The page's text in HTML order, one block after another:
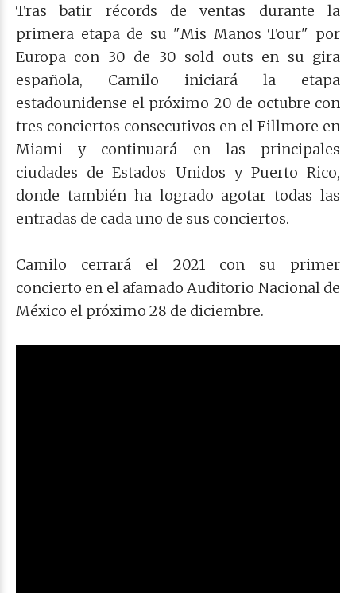
Tras batir récords de ventas durante la
primera etapa de su "Mis Manos Tour" por
Europa con 30 de 30 sold outs en su gira
española, Camilo iniciará la etapa
estadounidense el próximo 20 de octubre con
tres conciertos consecutivos en el Fillmore en
Miami y continuará en las principales
ciudades de Estados Unidos y Puerto Rico,
donde también ha logrado agotar todas las
entradas de cada uno de sus conciertos.
Camilo cerrará el 2021 con su primer
concierto en el afamado Auditorio Nacional de
México el próximo 28 de diciembre.